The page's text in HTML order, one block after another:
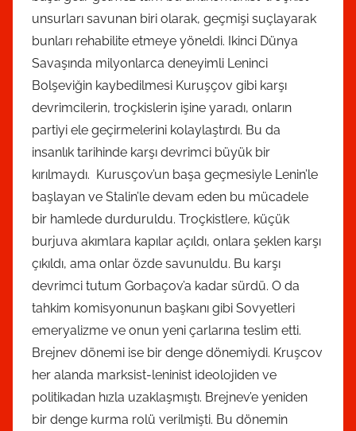
unsurları savunan biri olarak, geçmişi suçlayarak
bunları rehabilite etmeye yöneldi. Ikinci Dünya
Savaşında milyonlarca deneyimli Leninci
Bolşeviğin kaybedilmesi Kuruşçov gibi karşı
devrimcilerin, troçkislerin işine yaradı, onların
partiyi ele geçirmelerini kolaylaştırdı. Bu da
insanlık tarihinde karşı devrimci büyük bir
kırılmaydı. Kurusçov’un başa geçmesiyle Lenin’le
başlayan ve Stalin’le devam eden bu mücadele
bir hamlede durduruldu. Troçkistlere, küçük
burjuva akımlara kapılar açıldı, onlara şeklen karşı
çıkıldı, ama onlar özde savunuldu. Bu karşı
devrimci tutum Gorbaçov’a kadar sürdü. O da
tahkim komisyonunun başkanı gibi Sovyetleri
emeryalizme ve onun yeni çarlarına teslim etti.
Brejnev dönemi ise bir denge dönemiydi. Kruşcov
her alanda marksist-leninist ideolojiden ve
politikadan hızla uzaklaşmıştı. Brejnev’e yeniden
bir denge kurma rolü verilmişti. Bu dönemin